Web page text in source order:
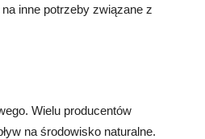
inne potrzeby związane z
Wielu producentów
na środowisko naturalne.